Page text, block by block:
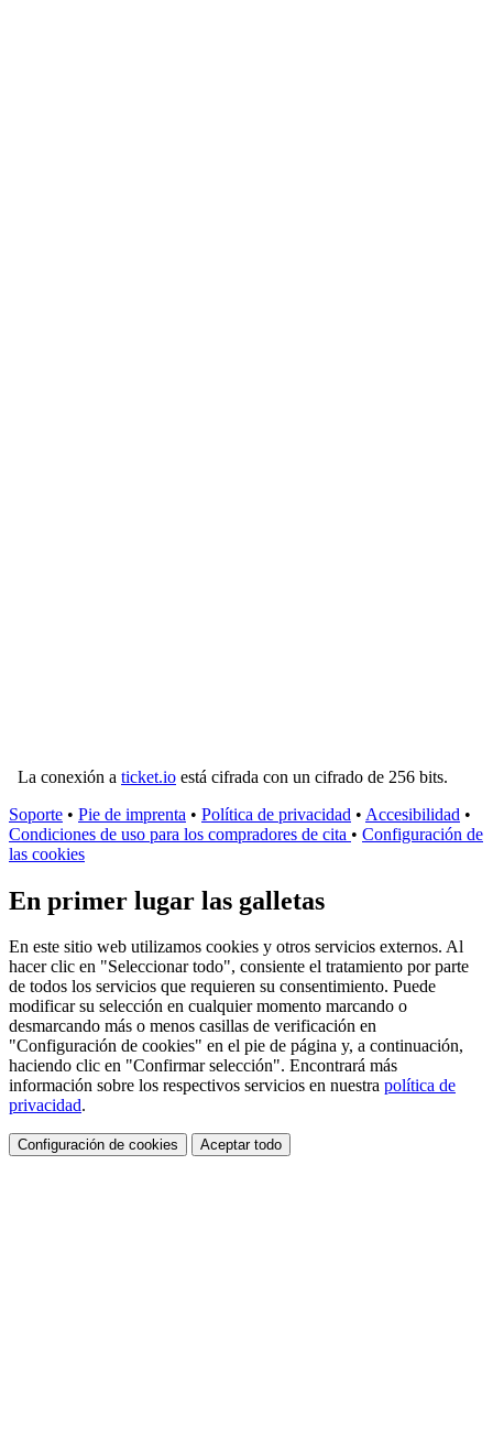
La conexión a ticket.io está cifrada con un cifrado de 256 bits.
Soporte • Pie de imprenta • Política de privacidad • Accesibilidad •
Condiciones de uso para los compradores de cita • Configuración de
las cookies
En primer lugar las galletas
En este sitio web utilizamos cookies y otros servicios externos. Al
hacer clic en "Seleccionar todo", consiente el tratamiento por parte
de todos los servicios que requieren su consentimiento. Puede
modificar su selección en cualquier momento marcando o
desmarcando más o menos casillas de verificación en
"Configuración de cookies" en el pie de página y, a continuación,
haciendo clic en "Confirmar selección". Encontrará más
información sobre los respectivos servicios en nuestra política de
privacidad.
Configuración de cookies Aceptar todo